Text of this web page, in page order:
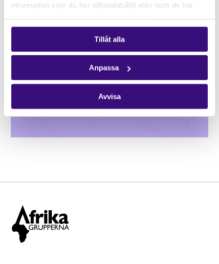
information som du har tillhandahållit eller som de har
Tillåt alla
Anpassa
Avvisa